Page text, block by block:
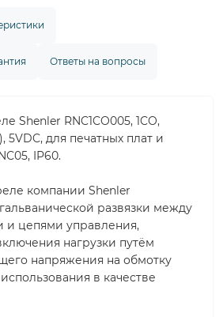
Ответы на вопросы
Shenler RNC1CO005, 1CO,
5VDC, для печатных плат и
IP60.
компании Shenler
развязки между
цепями управления,
нагрузки путём
напряжения на обмотку
в качестве